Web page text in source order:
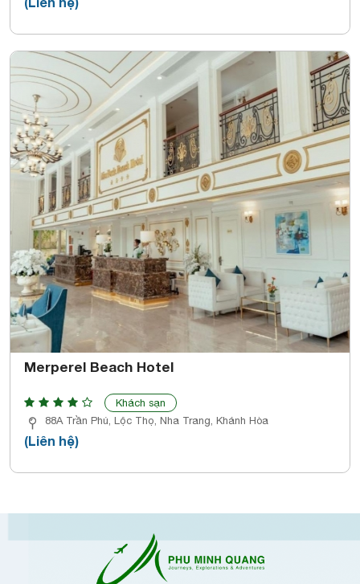
Merperel Beach Hotel
Khách sạn
88A Trần Phú, Lộc Thọ, Nha Trang, Khánh Hòa
(Liên hệ)